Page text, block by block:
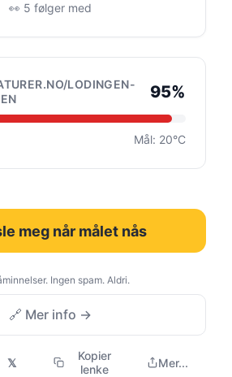
👀 5 følger med
LODINGEN-
95%
Mål: 20°C
meg når målet nås
Ingen spam. Aldri.
🔗 Mer info →
𝕏
Kopier
lenke
Mer...